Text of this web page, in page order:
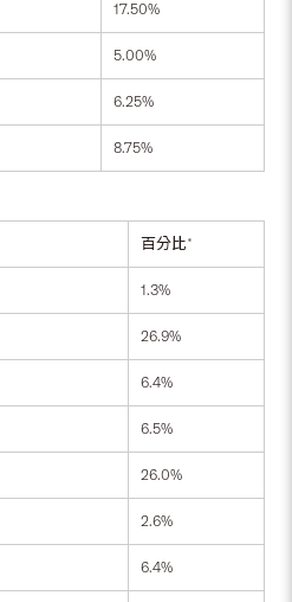
17.50%
5.00%
6.25%
8.75%
百分比*
1.3%
26.9%
6.4%
6.5%
26.0%
2.6%
6.4%